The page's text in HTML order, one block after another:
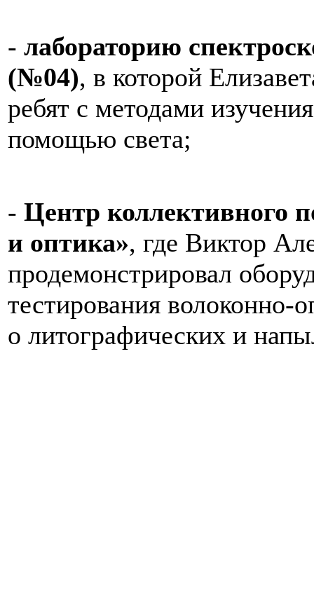
- лабораторию
(№04), в которой
ребят с методами
помощью света;
- Центр коллективного
и оптика», где Виктор
продемонстрировал
тестирования волоконно-
о литографических и